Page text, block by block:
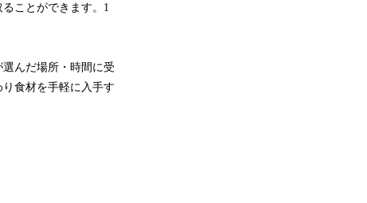
ことができます。1
んだ場所・時間に受
食材を手軽に入手す